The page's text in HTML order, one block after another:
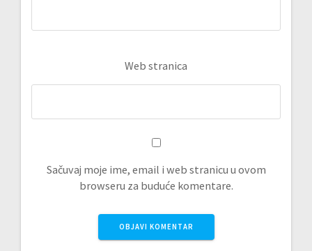
Web stranica
Sačuvaj moje ime, email i web stranicu u ovom
browseru za buduće komentare.